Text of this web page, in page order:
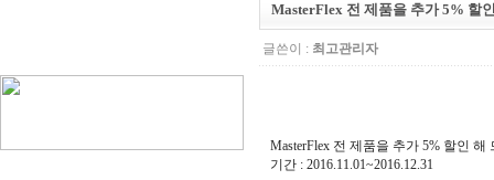
MasterFlex 전 제품을 추가 5% 할
글쓴이 : 최고관리자
MasterFlex 전 제품을 추가 5% 할인
기간 : 2016.11.01~2016.12.31